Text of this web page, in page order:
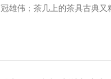
冠雄伟；茶几上的茶具古典